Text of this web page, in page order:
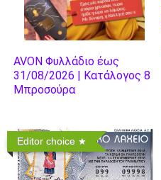
AVON Φυλλάδιο έως
31/08/2026 | Κατάλογος 8
Μπροσούρα
Editor choice